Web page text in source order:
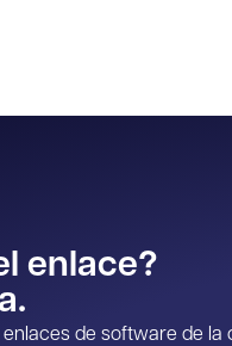
enlace?
de software de la